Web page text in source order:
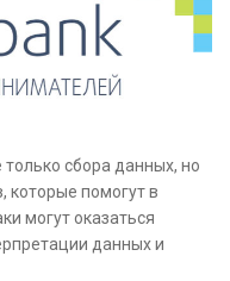
сбора данных, но
которые помогут в
могут оказаться
данных и